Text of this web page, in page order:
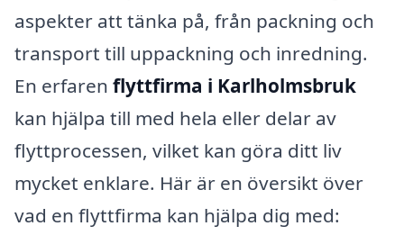
aspekter att tänka på, från packning och
transport till uppackning och inredning.
En erfaren flyttfirma i Karlholmsbruk
kan hjälpa till med hela eller delar av
flyttprocessen, vilket kan göra ditt liv
mycket enklare. Här är en översikt över
vad en flyttfirma kan hjälpa dig med: